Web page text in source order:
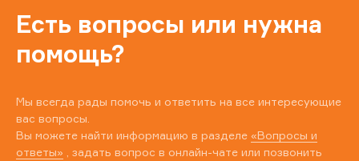
Есть вопросы или нужна
помощь?
Мы всегда рады помочь и ответить на все интересующие
вас вопросы.
Вы можете найти информацию в разделе «Вопросы и
ответы» , задать вопрос в онлайн-чате или позвонить